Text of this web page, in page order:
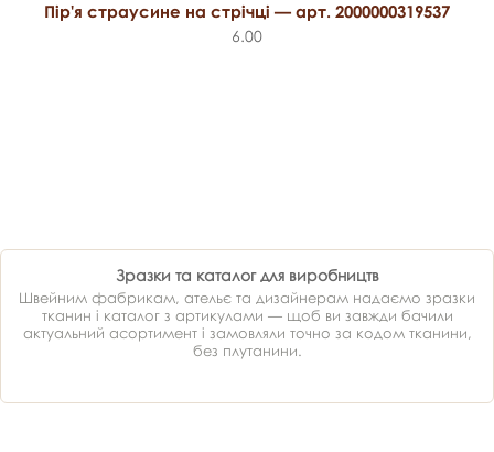
Пір'я страусине на стрічці — арт. 2000000319537
6.00
Зразки та каталог для виробництв
Швейним фабрикам, ательє та дизайнерам надаємо зразки
тканин і каталог з артикулами — щоб ви завжди бачили
актуальний асортимент і замовляли точно за кодом тканини,
без плутанини.